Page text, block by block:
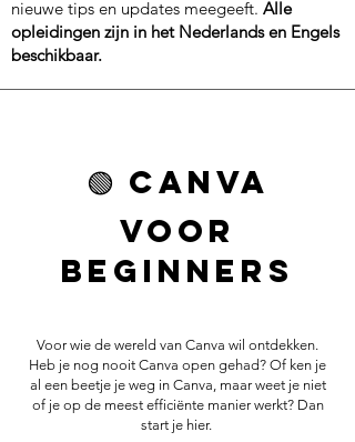
nieuwe tips en updates meegeeft. Alle
opleidingen zijn in het Nederlands en Engels
beschikbaar.
🟢 Canva
voor
Beginners
Voor wie de wereld van Canva wil ontdekken.
Heb je nog nooit Canva open gehad? Of ken je
al een beetje je weg in Canva, maar weet je niet
of je op de meest efficiënte manier werkt? Dan
start je hier.